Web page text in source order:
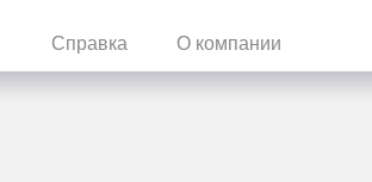
Справка О компании